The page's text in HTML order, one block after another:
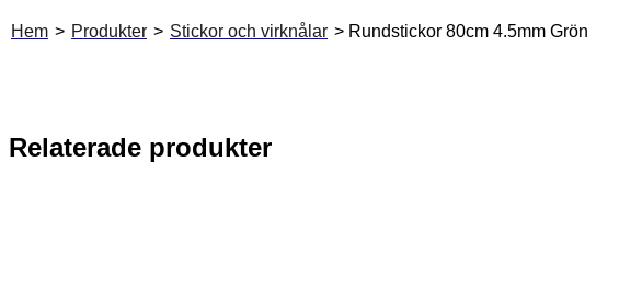
Hem > Produkter > Stickor och virknålar > Rundstickor 80cm 4.5mm Grön
Relaterade produkter